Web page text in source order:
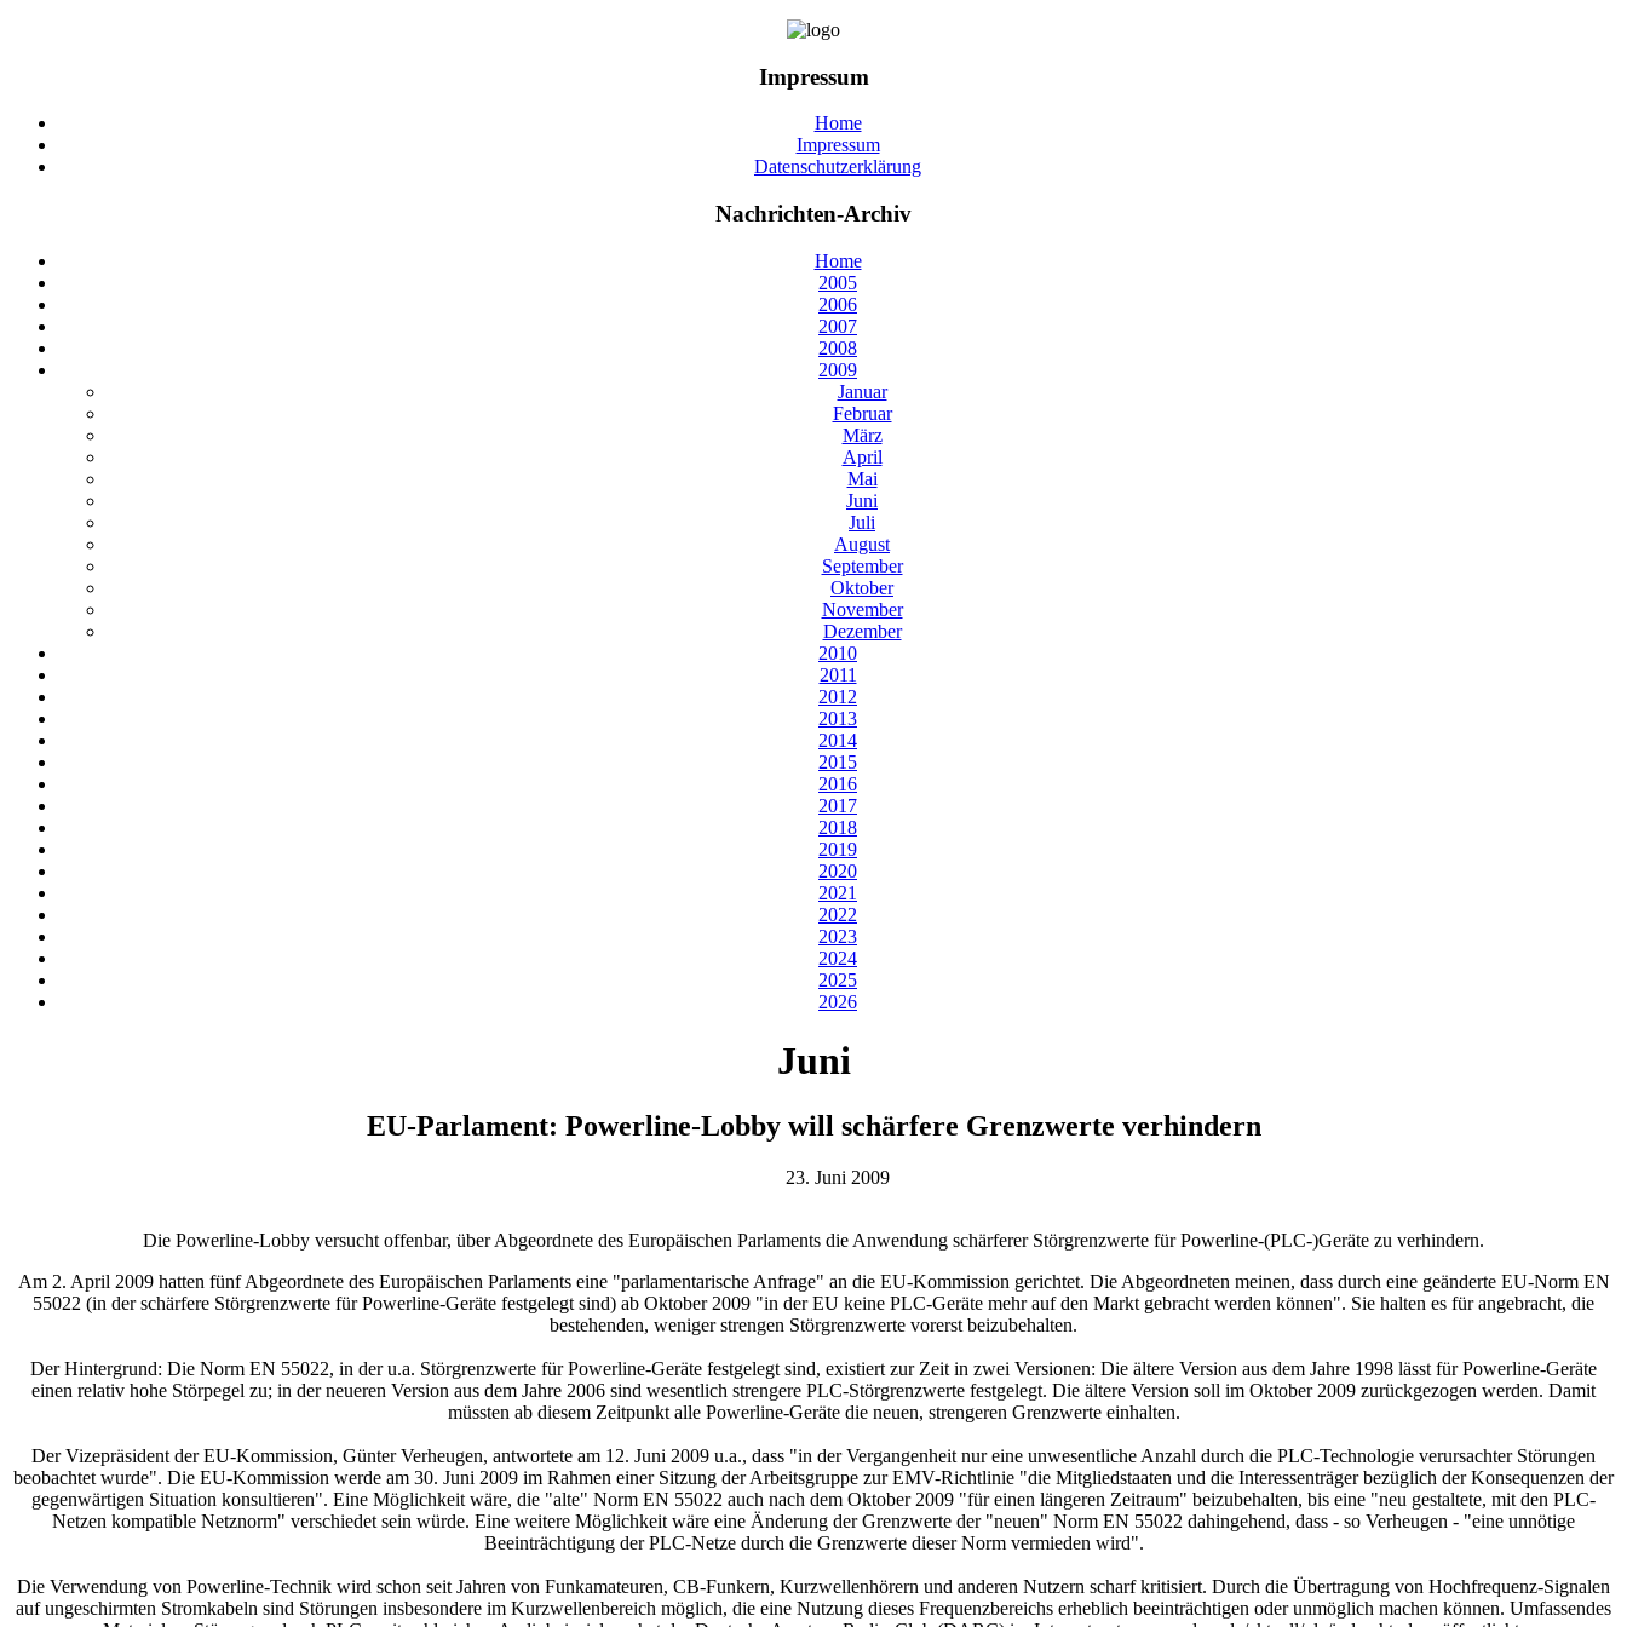
Impressum
Home
Impressum
Datenschutzerklärung
Nachrichten-Archiv
Home
2005
2006
2007
2008
2009
Januar
Februar
März
April
Mai
Juni
Juli
August
September
Oktober
November
Dezember
2010
2011
2012
2013
2014
2015
2016
2017
2018
2019
2020
2021
2022
2023
2024
2025
2026
Juni
EU-Parlament: Powerline-Lobby will schärfere Grenzwerte verhindern
23. Juni 2009
Die Powerline-Lobby versucht offenbar, über Abgeordnete des Europäischen Parlaments die Anwendung schärferer Störgrenzwerte für Powerline-(PLC-)Geräte zu verhindern.
Am 2. April 2009 hatten fünf Abgeordnete des Europäischen Parlaments eine "parlamentarische Anfrage" an die EU-Kommission gerichtet. Die Abgeordneten meinen, dass durch eine geänderte EU-Norm EN
55022 (in der schärfere Störgrenzwerte für Powerline-Geräte festgelegt sind) ab Oktober 2009 "in der EU keine PLC-Geräte mehr auf den Markt gebracht werden können". Sie halten es für angebracht, die
bestehenden, weniger strengen Störgrenzwerte vorerst beizubehalten.
Der Hintergrund: Die Norm EN 55022, in der u.a. Störgrenzwerte für Powerline-Geräte festgelegt sind, existiert zur Zeit in zwei Versionen: Die ältere Version aus dem Jahre 1998 lässt für Powerline-Geräte
einen relativ hohe Störpegel zu; in der neueren Version aus dem Jahre 2006 sind wesentlich strengere PLC-Störgrenzwerte festgelegt. Die ältere Version soll im Oktober 2009 zurückgezogen werden. Damit
müssten ab diesem Zeitpunkt alle Powerline-Geräte die neuen, strengeren Grenzwerte einhalten.
Der Vizepräsident der EU-Kommission, Günter Verheugen, antwortete am 12. Juni 2009 u.a., dass "in der Vergangenheit nur eine unwesentliche Anzahl durch die PLC-Technologie verursachter Störungen
beobachtet wurde". Die EU-Kommission werde am 30. Juni 2009 im Rahmen einer Sitzung der Arbeitsgruppe zur EMV-Richtlinie "die Mitgliedstaaten und die Interessenträger bezüglich der Konsequenzen der
gegenwärtigen Situation konsultieren". Eine Möglichkeit wäre, die "alte" Norm EN 55022 auch nach dem Oktober 2009 "für einen längeren Zeitraum" beizubehalten, bis eine "neu gestaltete, mit den PLC-
Netzen kompatible Netznorm" verschiedet sein würde. Eine weitere Möglichkeit wäre eine Änderung der Grenzwerte der "neuen" Norm EN 55022 dahingehend, dass - so Verheugen - "eine unnötige
Beeinträchtigung der PLC-Netze durch die Grenzwerte dieser Norm vermieden wird".
Die Verwendung von Powerline-Technik wird schon seit Jahren von Funkamateuren, CB-Funkern, Kurzwellenhörern und anderen Nutzern scharf kritisiert. Durch die Übertragung von Hochfrequenz-Signalen
auf ungeschirmten Stromkabeln sind Störungen insbesondere im Kurzwellenbereich möglich, die eine Nutzung dieses Frequenzbereichs erheblich beeinträchtigen oder unmöglich machen können. Umfassendes